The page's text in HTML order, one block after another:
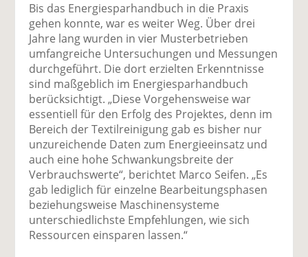
Bis das Energiesparhandbuch in die Praxis
gehen konnte, war es weiter Weg. Über drei
Jahre lang wurden in vier Musterbetrieben
umfangreiche Untersuchungen und Messungen
durchgeführt. Die dort erzielten Erkenntnisse
sind maßgeblich im Energiesparhandbuch
berücksichtigt. „Diese Vorgehensweise war
essentiell für den Erfolg des Projektes, denn im
Bereich der Textilreinigung gab es bisher nur
unzureichende Daten zum Energieeinsatz und
auch eine hohe Schwankungsbreite der
Verbrauchswerte“, berichtet Marco Seifen. „Es
gab lediglich für einzelne Bearbeitungsphasen
beziehungsweise Maschinensysteme
unterschiedlichste Empfehlungen, wie sich
Ressourcen einsparen lassen.“